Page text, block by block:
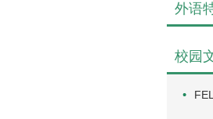
外语
校园